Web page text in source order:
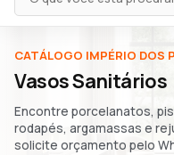
CATÁLOGO IMPÉRIO DOS
Vasos Sanitários
Encontre porcelanatos,
rodapés, argamassas e
solicite orçamento pelo